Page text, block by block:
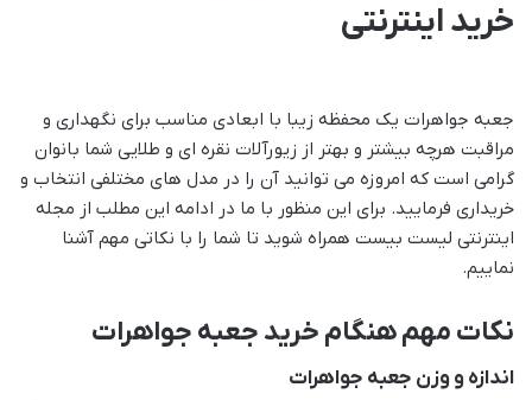
خرید اینترنتی
جعبه جواهرات یک محفظه زیبا با ابعادی مناسب برای نگهداری و
مراقبت هرچه بیشتر و بهتر از زیورآلات نقره ای و طلایی شما بانوان
گرامی است که امروزه می توانید آن را در مدل های مختلفی انتخاب و
خریداری فرمایید. برای این منظور با ما در ادامه این مطلب از مجله
اینترنتی لیست بیست همراه شوید تا شما را با نکاتی مهم آشنا
نماییم.
نکات مهم هنگام خرید جعبه جواهرات
اندازه و وزن جعبه جواهرات